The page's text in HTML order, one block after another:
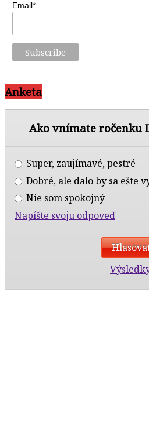
Email*
Anketa
Ako vnímate ročenku
Super, zaujímavé, pestré
Dobré, ale dalo by sa ešte
Nie som spokojný
Napíšte svoju odpoveď